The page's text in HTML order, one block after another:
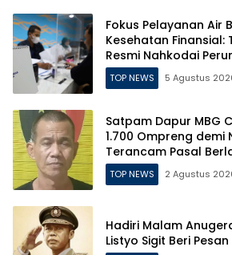
Fokus Pelayanan Air
Kesehatan Finansial:
Resmi Nahkodai
Surabaya
TOP NEWS 5 Agustus
Satpam Dapur MBG
1.700 Ompreng demi
Terancam Pasal
TOP NEWS 2 Agustus
Hadiri Malam
Listyo Sigit Beri